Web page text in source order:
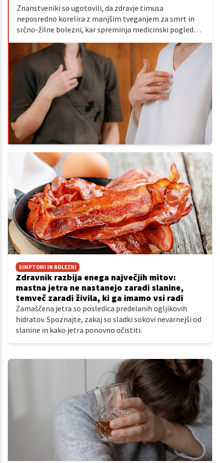
Znanstveniki so ugotovili, da zdravje timusa
neposredno korelira z manjšim tveganjem za smrt in
srčno-žilne bolezni, kar spreminja medicinski pogled
nanj.
SIMPTOMI IN BOLEZNI
Zdravnik razbija enega največjih mitov:
mastna jetra ne nastanejo zaradi slanine,
temveč zaradi živila, ki ga imamo vsi radi
Zamaščena jetra so posledica predelanih ogljikovih
hidratov. Spoznajte, zakaj so sladki sokovi nevarnejši od
slanine in kako jetra ponovno očistiti.